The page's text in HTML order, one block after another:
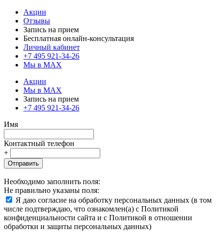
Акции
Отзывы
Запись на прием
Бесплатная онлайн-консультация
Личный кабинет
+7 495 921-34-26
Мы в MAX
Акции
Мы в MAX
Запись на прием
+7 495 921-34-26
Имя
Контактный телефон
+
Отправить
Необходимо заполнить поля:
Не правильно указаны поля:
Я даю согласие на обработку персональных данных (в том
числе подтверждаю, что ознакомлен(а) с Политикой
конфиденциальности сайта и с Политикой в отношении
обработки и защиты персональных данных)